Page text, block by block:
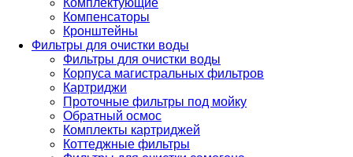
Комплектующие
Компенсаторы
Кронштейны
Фильтры для очистки воды
Фильтры для очистки воды
Корпуса магистральных фильтров
Картриджи
Проточные фильтры под мойку
Обратный осмос
Комплекты картриджей
Коттеджные фильтры